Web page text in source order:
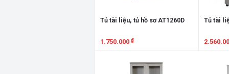
Tủ tài liệu, tủ hồ sơ AT1260D
1.750.000 ₫
Tủ tài